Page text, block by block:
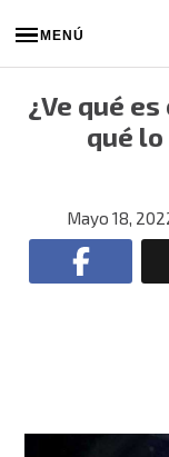
MENÚ
¿Ve qué
qué
Mayo 18,